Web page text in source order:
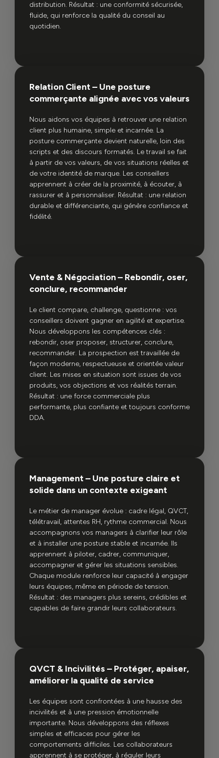
distribution. Résultat : une conformité sécurisée,
fluide, qui renforce la qualité du conseil au
quotidien.
Relation Client – Une posture
commerçante alignée avec vos valeurs
Nous aidons vos équipes à retrouver une relation
client plus humaine, simple et incarnée. La
posture commerçante devient naturelle, loin des
scripts et des discours formatés. Le travail se fait
à partir de vos valeurs, de vos situations réelles et
de votre identité de marque. Les conseillers
apprennent à créer de la proximité, à écouter, à
rassurer et à personnaliser. Résultat : une relation
durable et différenciante, qui génère confiance et
fidélité.
Vente & Négociation – Rebondir, oser,
conclure, recommander
Le client compare, challenge, questionne : vos
conseillers doivent gagner en agilité et expertise.
Nous développons les compétences clés :
rebondir, oser proposer, structurer, conclure,
recommander. La prospection est travaillée de
façon moderne, respectueuse et orientée valeur
client. Les mises en situation sont issues de vos
produits, vos objections et vos réalités terrain.
Résultat : une force commerciale plus
performante, plus confiante et toujours conforme
DDA.
Management – Une posture claire et
solide dans un contexte exigeant
Le métier de manager évolue : cadre légal, QVCT,
télétravail, attentes RH, rythme commercial. Nous
accompagnons vos managers à clarifier leur rôle
et à installer une posture stable et incarnée. Ils
apprennent à piloter, cadrer, communiquer,
accompagner et gérer les situations sensibles.
Chaque module renforce leur capacité à engager
leurs équipes, même en période de tension.
Résultat : des managers plus sereins, crédibles et
capables de faire grandir leurs collaborateurs.
QVCT & Incivilités – Protéger, apaiser,
améliorer la qualité de service
Les équipes sont confrontées à une hausse des
incivilités et à une pression émotionnelle
importante. Nous développons des réflexes
simples et efficaces pour gérer les
comportements difficiles. Les collaborateurs
apprennent à se protéger, à réguler leurs